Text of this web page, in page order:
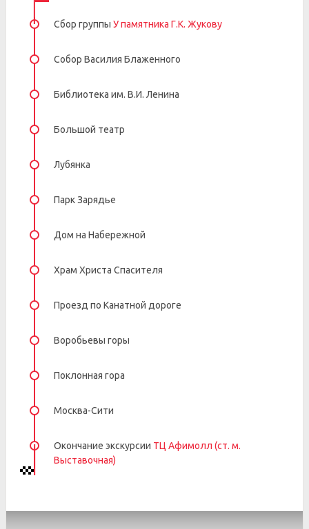
Сбор группы У памятника Г.К. Жукову
Собор Василия Блаженного
Библиотека им. В.И. Ленина
Большой театр
Лубянка
Парк Зарядье
Дом на Набережной
Храм Христа Спасителя
Проезд по Канатной дороге
Воробьевы горы
Поклонная гора
Москва-Сити
Окончание экскурсии ТЦ Афимолл (ст. м.
Выставочная)